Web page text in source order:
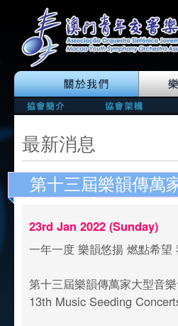
最新消息
第十三屆樂韻傳萬
23rd Jan 2022 (Sunday)
一年一度 樂韻悠揚 燃點希望
第十三屆樂韻傳萬家大型音
13th Music Seeding